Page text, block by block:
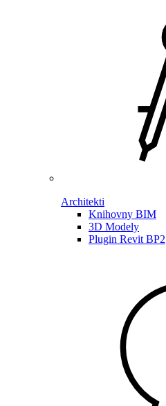
Architekti
Knihovny BIM
3D Modely
Plugin Revit BP2